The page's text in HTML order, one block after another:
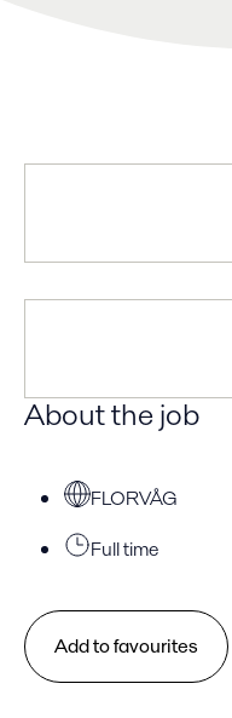
About the job
FLORVÅG
Full time
Add to favourites